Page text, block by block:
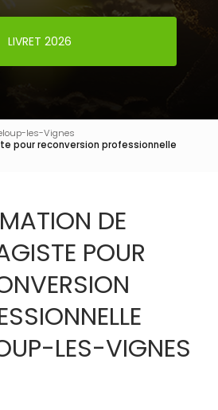
LIVRET 2026
les-Vignes
pour reconversion professionnelle
DE
POUR
LES-VIGNES